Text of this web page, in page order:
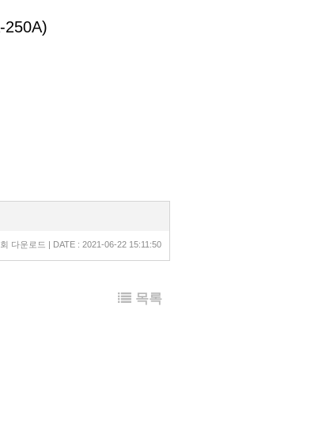
250A)
다운로드 | DATE : 2021-06-22 15:11:50
목록